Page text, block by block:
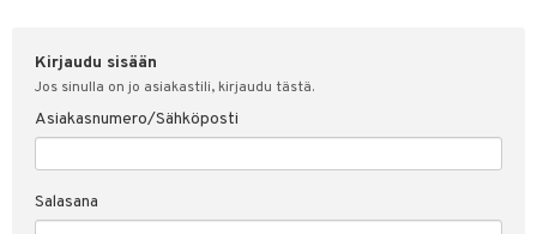
Fitness
Koti & Sisustus
Lelut, Lapsi & Vauva
Tuotemerkkejä
Kirjaudu sisään
Jos sinulla on jo asiakastili, kirjaudu tästä.
Asiakasnumero/Sähköposti
Salasana
& vastauksia
myyntiehdot